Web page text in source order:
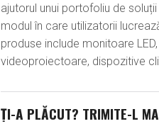
ajutorul unui portofoliu de
modul în care utilizatorii
produse include monitoare
videoproiectoare, dispozitive
ȚI-A PLĂCUT? TRIMITE-L